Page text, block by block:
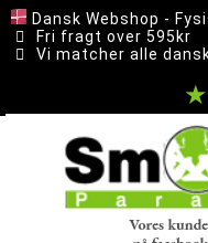
Dansk Webshop -
Fri fragt over 595kr
Vi matcher alle